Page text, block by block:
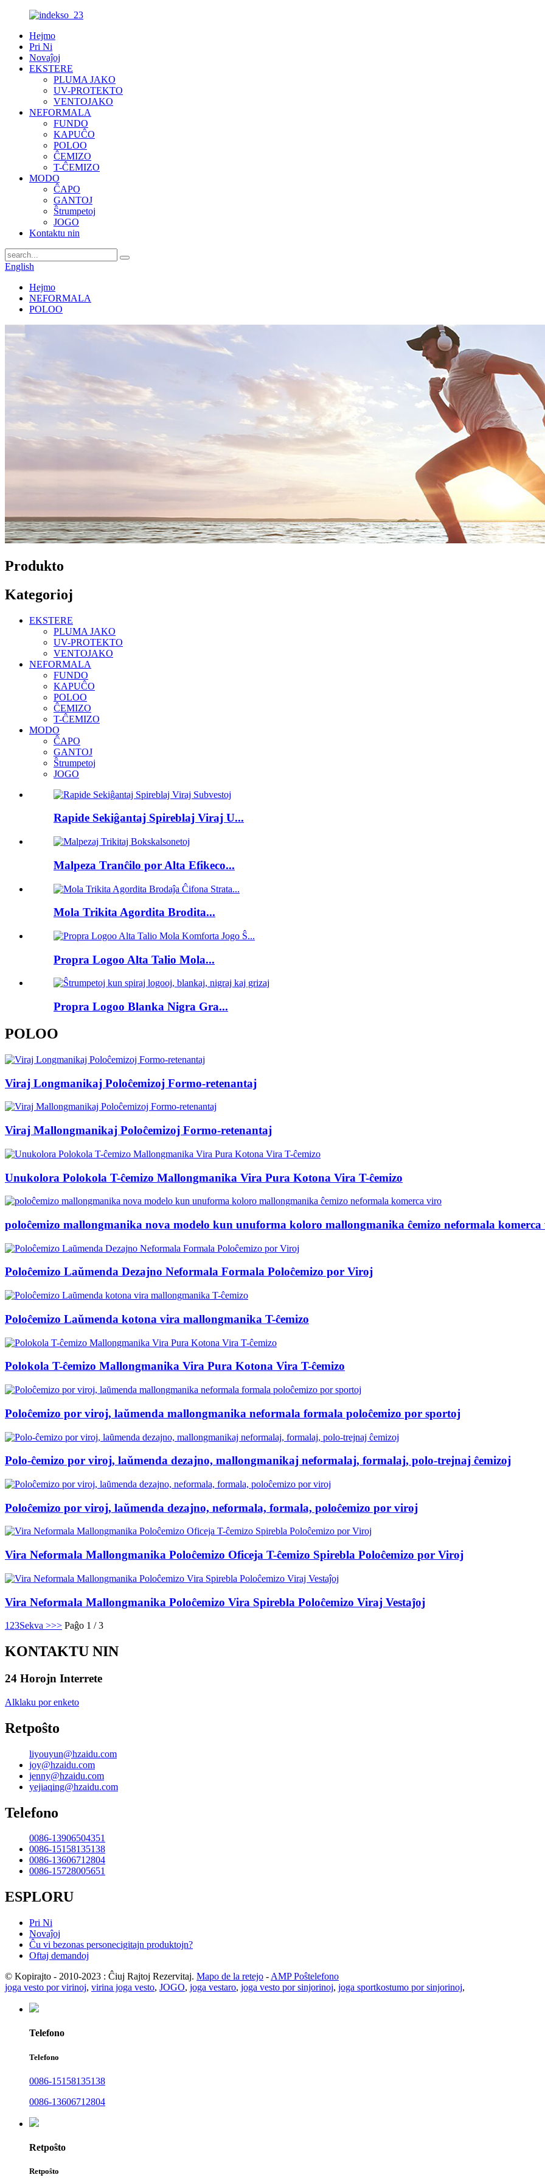
Hejmo
Pri Ni
Novaĵoj
EKSTERE
PLUMA JAKO
UV-PROTEKTO
VENTOJAKO
NEFORMALA
FUNDO
KAPUĈO
POLOO
ĈEMIZO
T-ĈEMIZO
MODO
ĈAPO
GANTOJ
Ŝtrumpetoj
JOGO
Kontaktu nin
English
Hejmo
NEFORMALA
POLOO
Produkto
Kategorioj
EKSTERE
PLUMA JAKO
UV-PROTEKTO
VENTOJAKO
NEFORMALA
FUNDO
KAPUĈO
POLOO
ĈEMIZO
T-ĈEMIZO
MODO
ĈAPO
GANTOJ
Ŝtrumpetoj
JOGO
Rapide Sekiĝantaj Spireblaj Viraj U...
Malpeza Tranĉilo por Alta Efikeco...
Mola Trikita Agordita Brodita...
Propra Logoo Alta Talio Mola...
Propra Logoo Blanka Nigra Gra...
POLOO
Viraj Longmanikaj Poloĉemizoj Formo-retenantaj
Viraj Mallongmanikaj Poloĉemizoj Formo-retenantaj
Unukolora Polokola T-ĉemizo Mallongmanika Vira Pura Kotona Vira T-ĉemizo
poloĉemizo mallongmanika nova modelo kun unuforma koloro mallongmanika ĉemizo neformala
Poloĉemizo Laŭmenda Dezajno Neformala Formala Poloĉemizo por Viroj
Poloĉemizo Laŭmenda kotona vira mallongmanika T-ĉemizo
Polokola T-ĉemizo Mallongmanika Vira Pura Kotona Vira T-ĉemizo
Poloĉemizo por viroj, laŭmenda mallongmanika neformala formala poloĉemizo por sportoj
Polo-ĉemizo por viroj, laŭmenda dezajno, mallongmanikaj neformalaj, formalaj, polo-trejnaj ĉemizoj
Poloĉemizo por viroj, laŭmenda dezajno, neformala, formala, poloĉemizo por viroj
Vira Neformala Mallongmanika Poloĉemizo Oficeja T-ĉemizo Spirebla Poloĉemizo por Viroj
Vira Neformala Mallongmanika Poloĉemizo Vira Spirebla Poloĉemizo Viraj Vestaĵoj
1 23Sekva >>> Paĝo 1 / 3
KONTAKTU NIN
24 Horojn Interrete
Alklaku por enketo
Retpoŝto
liyouyun@hzaidu.com
joy@hzaidu.com
jenny@hzaidu.com
yejiaqing@hzaidu.com
Telefono
0086-13906504351
0086-15158135138
0086-13606712804
0086-15728005651
ESPLORU
Pri Ni
Novaĵoj
Ĉu vi bezonas personecigitajn produktojn?
Oftaj demandoj
© Kopirajto - 2010-2023 : Ĉiuj Rajtoj Rezervitaj. Mapo de la retejo - AMP Poŝtelefono
joga vesto por virinoj, virina joga vesto, JOGO, joga vestaro, joga vesto por sinjorinoj, joga sportkostumo por sinjorinoj,
Telefono
Telefono
0086-15158135138
0086-13606712804
Retpoŝto
Retpoŝto